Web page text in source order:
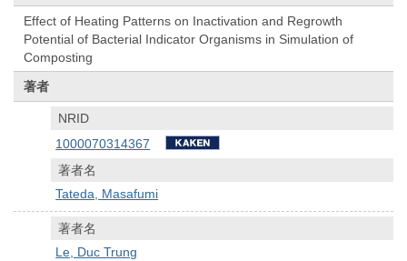
Effect of Heating Patterns on Inactivation and Regrowth
Potential of Bacterial Indicator Organisms in Simulation of
Composting
著者
NRID
1000070314367
著者名
Tateda, Masafumi
著者名
Le, Duc Trung